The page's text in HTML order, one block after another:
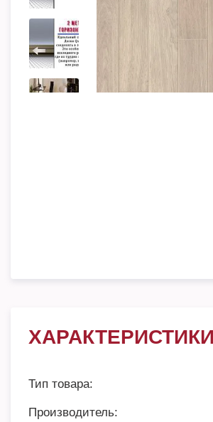
ХАРАКТЕРИСТИКИ
Тип товара:
Производитель: